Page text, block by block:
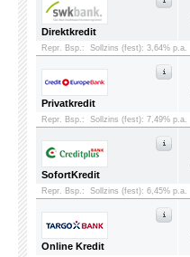
Direktkredit
Repr. Bsp.: Sollzins (fest): 3,64% p.a.
Privatkredit
Repr. Bsp.: Sollzins (fest): 7,49% p.a.
SofortKredit
Repr. Bsp.: Sollzins (fest): 6,45% p.a.
Online Kredit